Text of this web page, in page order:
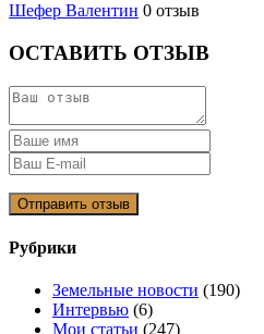
Шефер Валентин 0 отзыв
ОСТАВИТЬ ОТЗЫВ
Рубрики
Земельные новости (190)
Интервью (6)
Мои статьи (247)